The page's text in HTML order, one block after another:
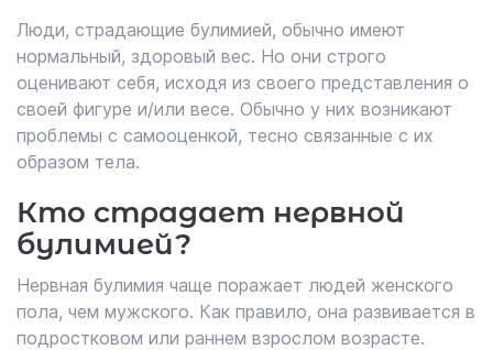
Люди, страдающие булимией, обычно имеют
нормальный, здоровый вес. Но они строго
оценивают себя, исходя из своего представления о
своей фигуре и/или весе. Обычно у них возникают
проблемы с самооценкой, тесно связанные с их
образом тела.
Кто страдает нервной
булимией?
Нервная булимия чаще поражает людей женского
пола, чем мужского. Как правило, она развивается в
подростковом или раннем взрослом возрасте.